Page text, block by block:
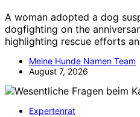
A woman adopted a dog
dogfighting on the
highlighting rescue efforts
Meine Hunde Namen Team
August 7, 2026
Expertenrat